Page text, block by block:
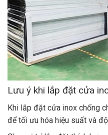
Lưu ý khi lắp đặt cửa
Khi lắp đặt cửa inox chống
để tối ưu hóa hiệu suất và